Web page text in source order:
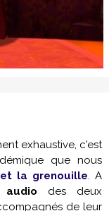
exhaustive, c'est
que nous
et la grenouille. A
audio des deux
de leur